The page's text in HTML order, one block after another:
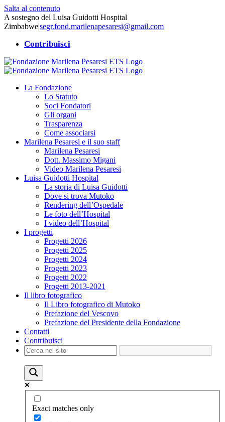
Salta al contenuto
A sostegno del Luisa Guidotti Hospital
Zimbabwe|segr.fond.marilenapesaresi@gmail.com
Contribuisci
La Fondazione
Lo Statuto
Soci Fondatori
Gli organi
Trasparenza
Come associarsi
Marilena Pesaresi e il suo staff
Marilena Pesaresi
Dott. Massimo Migani
Video Marilena Pesaresi
Luisa Guidotti Hospital
La storia di Luisa Guidotti
Dove si trova Mutoko
Rendering dell’Ospedale
Le foto dell’Hospital
I video dell’Hospital
I progetti
Progetti 2026
Progetti 2025
Progetti 2024
Progetti 2023
Progetti 2022
Progetti 2013-2021
Il libro fotografico
Il Libro fotografico di Mutoko
Prefazione del Vescovo
Prefazione del Presidente della Fondazione
Contatti
Contribuisci
Exact matches only